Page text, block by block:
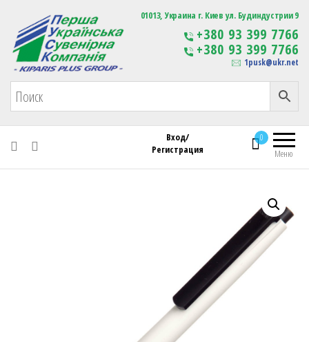
Первая Украинская Сувенирная Компания Изготовление
сувенирной продукции
с логотипом
01013, Украина г. Киев ул. Будиндустрии 9
+380 93 399 7766
+380 93 399 7766
1pusk@ukr.net
Меню
0
Вход/
Регистрация